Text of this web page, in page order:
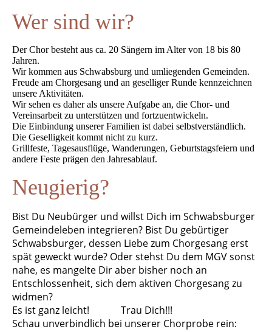
Wer sind wir?
Der Chor besteht aus ca. 20 Sängern im Alter von 18 bis 80
Jahren.
Wir kommen aus Schwabsburg und umliegenden Gemeinden.
Freude am Chorgesang und an geselliger Runde kennzeichnen
unsere Aktivitäten.
Wir sehen es daher als unsere Aufgabe an, die Chor- und
Vereinsarbeit zu unterstützen und fortzuentwickeln.
Die Einbindung unserer Familien ist dabei selbstverständlich.
Die Geselligkeit kommt nicht zu kurz.
Grillfeste, Tagesausflüge, Wanderungen, Geburtstagsfeiern und
andere Feste prägen den Jahresablauf.
Neugierig?
Bist Du Neubürger und willst Dich im Schwabsburger
Gemeindeleben integrieren? Bist Du gebürtiger
Schwabsburger, dessen Liebe zum Chorgesang erst
spät geweckt wurde? Oder stehst Du dem MGV sonst
nahe, es mangelte Dir aber bisher noch an
Entschlossenheit, sich dem aktiven Chorgesang zu
widmen?
Es ist ganz leicht! Trau Dich!!!
Schau unverbindlich bei unserer Chorprobe rein: